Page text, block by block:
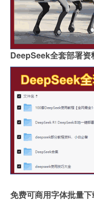
DeepSeek全套部署资
免费可商用字体批量下